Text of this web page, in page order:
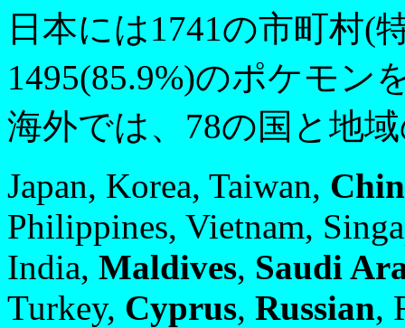
日本には1741の市町村(
1495(85.9%)のポケモン
海外では、78の国と地
Japan, Korea, Taiwan,
Philippines, Vietnam,
India, Maldives, Saudi
Turkey, Cyprus, Russian,